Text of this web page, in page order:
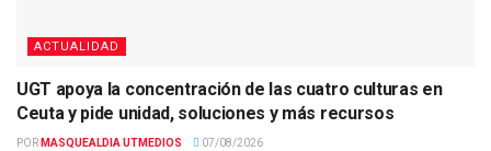
ACTUALIDAD
UGT apoya la concentración de las cuatro culturas en
Ceuta y pide unidad, soluciones y más recursos
POR MASQUEALDIA UTMEDIOS 07/08/2026